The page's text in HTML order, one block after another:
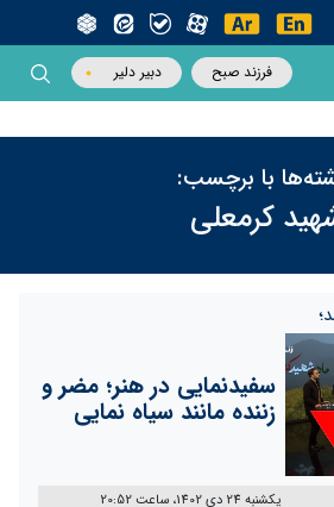
فرزند صبح دبیر دلیر
با برچسب:
کرمعلی
سفیدنمایی در هنر؛ مضر و
زننده مانند سیاه نمایی
یکشنبه 24 دی 1402، ساعت 20:52